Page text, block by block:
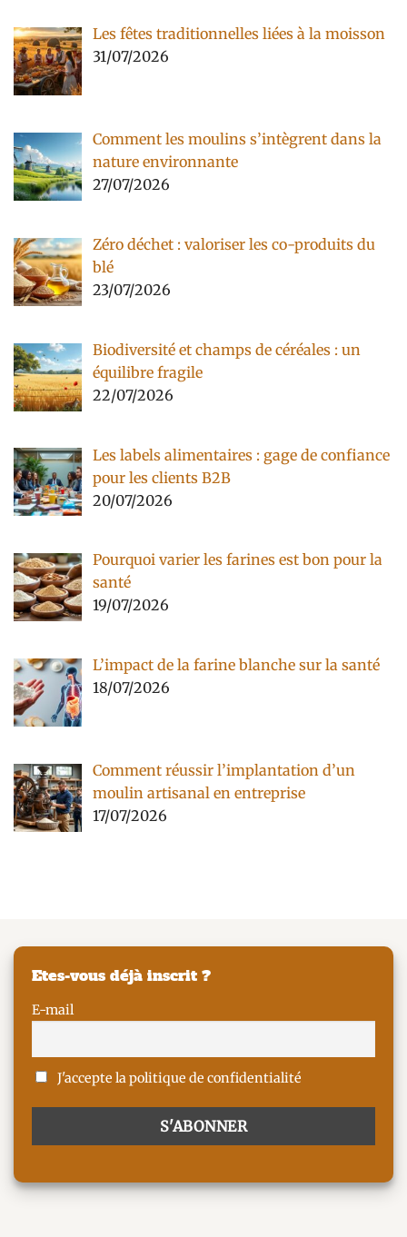
Les fêtes traditionnelles liées à la moisson
31/07/2026
Comment les moulins s’intègrent dans la
nature environnante
27/07/2026
Zéro déchet : valoriser les co-produits du
blé
23/07/2026
Biodiversité et champs de céréales : un
équilibre fragile
22/07/2026
Les labels alimentaires : gage de confiance
pour les clients B2B
20/07/2026
Pourquoi varier les farines est bon pour la
santé
19/07/2026
L’impact de la farine blanche sur la santé
18/07/2026
Comment réussir l’implantation d’un
moulin artisanal en entreprise
17/07/2026
Etes-vous déjà inscrit ?
E-mail
J'accepte la politique de confidentialité